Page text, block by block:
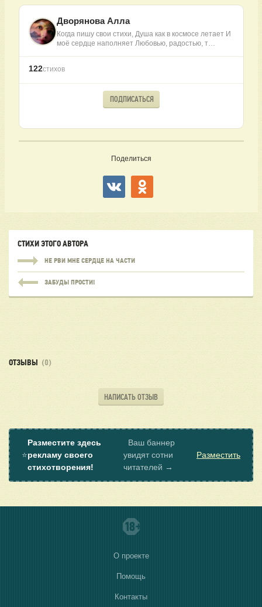
Дворянова Алла
Когда пишу свои стихи, Душа как в космосе летает И
моё сердце наполняет Любовью, радостью, т…
122стихов
ПОДПИСАТЬСЯ
Поделиться
СТИХИ ЭТОГО АВТОРА
НЕ РВИ МНЕ СЕРДЦЕ НА ЧАСТИ
ЗАБУДЬ! ПРОСТИ!
ОТЗЫВЫ (0)
НАПИСАТЬ ОТЗЫВ
⭐
Разместите здесь
рекламу своего
стихотворения!
Ваш баннер
увидят сотни
читателей →
Разместить
О проекте
Помощь
Контакты